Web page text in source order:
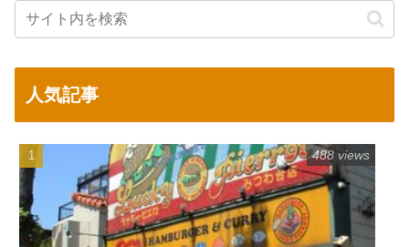
人気記事
488 views